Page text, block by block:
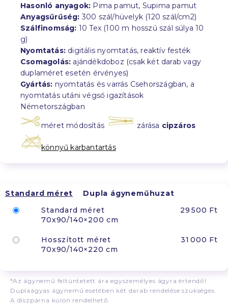
Hasonló anyagok: Pima pamut, Supima pamut
Anyagsűrűség: 300 szál/hüvelyk (120 szál/cm2)
Szálfinomság: 10 Tex (100 m hosszú szál súlya 10
g)
Nyomtatás: digitális nyomtatás, reaktív festék
Csomagolás: ajándékdoboz (csak két darab vagy
duplaméret esetén érvényes)
Gyártás: nyomtatás és varrás Csehországban, a
nyomtatás utáni végső igazítások
Németországban
méret módosítás zárása cipzáros
könnyű karbantartás
Standard méret
Dupla ágyneműhuzat
Standard méret
70x90/140×200 cm
29 500 Ft
Hosszított méret
70x90/140×220 cm
31 000 Ft
*Az ágynemű feltüntetett ára egyszemélyes ágyra értendő!
Duplaágyas ágynemű esetében két darab rendelése szükséges.
A díszpárna külön rendelhető.